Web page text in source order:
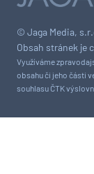
© Jaga Media,
Obsah stránek je
Využíváme
obsahu či jeho části
souhlasu ČTK